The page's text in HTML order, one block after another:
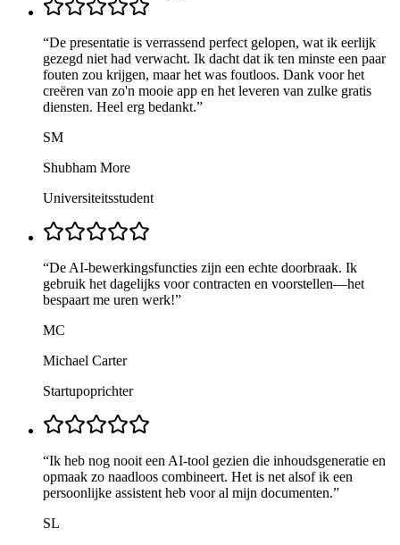
“De presentatie is verrassend perfect gelopen, wat ik eerlijk
gezegd niet had verwacht. Ik dacht dat ik ten minste een paar
fouten zou krijgen, maar het was foutloos. Dank voor het
creëren van zo'n mooie app en het leveren van zulke gratis
diensten. Heel erg bedankt.”
SM
Shubham More
Universiteitsstudent
“De AI-bewerkingsfuncties zijn een echte doorbraak. Ik
gebruik het dagelijks voor contracten en voorstellen—het
bespaart me uren werk!”
MC
Michael Carter
Startupoprichter
“Ik heb nog nooit een AI-tool gezien die inhoudsgeneratie en
opmaak zo naadloos combineert. Het is net alsof ik een
persoonlijke assistent heb voor al mijn documenten.”
SL